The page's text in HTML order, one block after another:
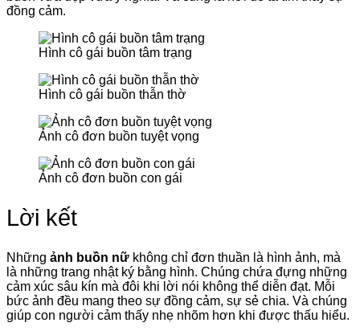
đồng cảm.
Hình cô gái buồn tâm trạng
Hình cô gái buồn thẫn thờ
Ảnh cô đơn buồn tuyệt vọng
Ảnh cô đơn buồn con gái
Lời kết
Những ảnh buồn nữ không chỉ đơn thuần là hình ảnh, mà
là những trang nhật ký bằng hình. Chúng chứa đựng những
cảm xúc sâu kín mà đôi khi lời nói không thể diễn đạt. Mỗi
bức ảnh đều mang theo sự đồng cảm, sự sẻ chia. Và chúng
giúp con người cảm thấy nhẹ nhõm hơn khi được thấu hiểu.